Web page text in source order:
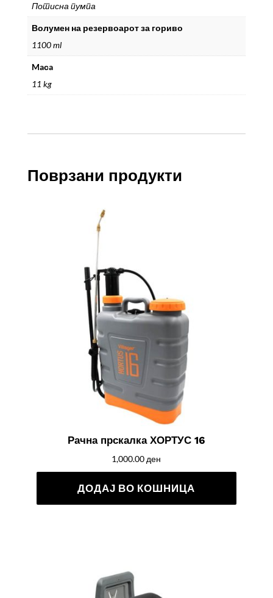
Потисна пумпа
Волумен на резервоарот за гориво
1100 ml
Maсa
11 kg
Поврзани продукти
Рачна прскалка ХОРТУС 16
1,000.00 ден
ДОДАЈ ВО КОШНИЦА